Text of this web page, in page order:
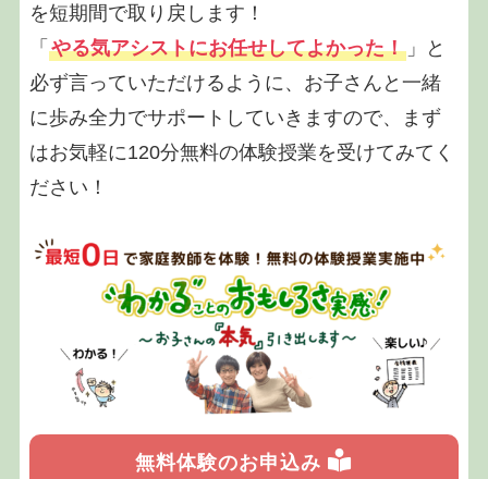
を短期間で取り戻します！
「 やる気アシストにお任せしてよかった！」と
必ず言っていただけるように、お子さんと一緒
に歩み全力でサポートしていきますので、まず
はお気軽に120分無料の体験授業を受けてみてく
ださい！
無料体験のお申込み